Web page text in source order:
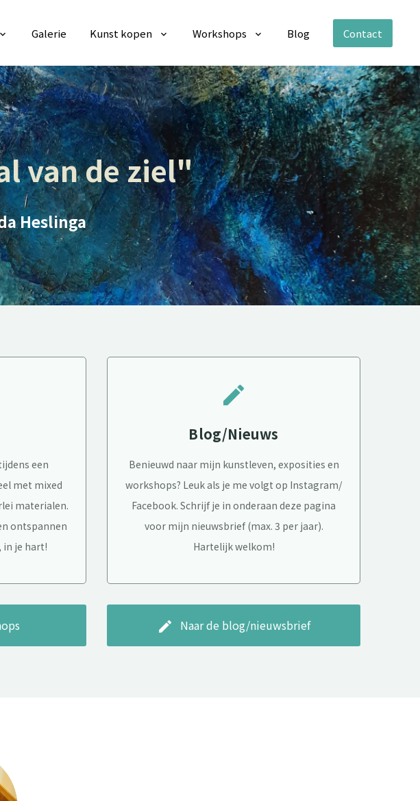
Galerie Kunst kopen Workshops Blog Contact
van de ziel"
Heslinga
een
met mixed
materialen.
ontspannen
in je hart!
create
Blog/Nieuws
Benieuwd naar mijn kunstleven, exposities en
workshops? Leuk als je me volgt op Instagram/
Facebook. Schrijf je in onderaan deze pagina
voor mijn nieuwsbrief (max. 3 per jaar).
Hartelijk welkom!
create Naar de blog/nieuwsbrief